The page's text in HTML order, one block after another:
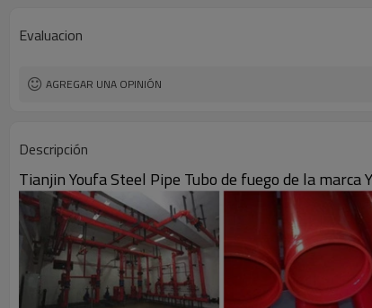
Evaluacion
AGREGAR UNA OPINIÓN
Descripción
Tianjin Youfa Steel Pipe Tubo de fuego de la